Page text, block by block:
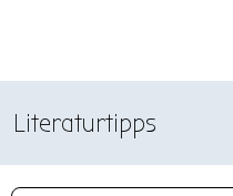
Literaturtipps